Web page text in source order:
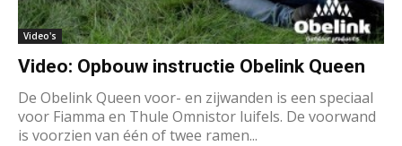
Video's
Video: Opbouw instructie Obelink Queen
De Obelink Queen voor- en zijwanden is een speciaal
voor Fiamma en Thule Omnistor luifels. De voorwand
is voorzien van één of twee ramen...